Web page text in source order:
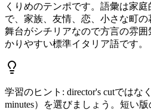
くりめのテンポです。語彙は家
で、家族、友情、恋、小さな町の
舞台がシチリアなので方言の雰
かりやすい標準イタリア語です。
学習のヒント : director's cutではな
minutes）を選びましょう。短い